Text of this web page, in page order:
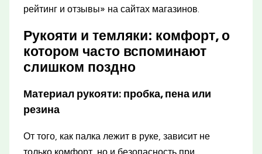
рейтинг и отзывы» на сайтах магазинов.
Рукояти и темляки: комфорт, о
котором часто вспоминают
слишком поздно
Материал рукояти: пробка, пена или
резина
От того, как палка лежит в руке, зависит не